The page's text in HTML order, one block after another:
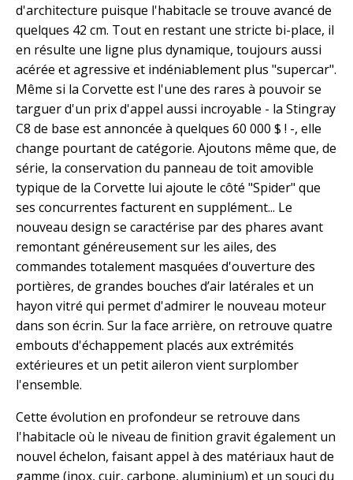
d'architecture puisque l'habitacle se trouve avancé de
quelques 42 cm. Tout en restant une stricte bi-place, il
en résulte une ligne plus dynamique, toujours aussi
acérée et agressive et indéniablement plus "supercar".
Même si la Corvette est l'une des rares à pouvoir se
targuer d'un prix d'appel aussi incroyable - la Stingray
C8 de base est annoncée à quelques 60 000 $ ! -, elle
change pourtant de catégorie. Ajoutons même que, de
série, la conservation du panneau de toit amovible
typique de la Corvette lui ajoute le côté "Spider" que
ses concurrentes facturent en supplément... Le
nouveau design se caractérise par des phares avant
remontant généreusement sur les ailes, des
commandes totalement masquées d'ouverture des
portières, de grandes bouches d’air latérales et un
hayon vitré qui permet d'admirer le nouveau moteur
dans son écrin. Sur la face arrière, on retrouve quatre
embouts d'échappement placés aux extrémités
extérieures et un petit aileron vient surplomber
l'ensemble.
Cette évolution en profondeur se retrouve dans
l'habitacle où le niveau de finition gravit également un
nouvel échelon, faisant appel à des matériaux haut de
gamme (inox, cuir, carbone, aluminium) et un souci du